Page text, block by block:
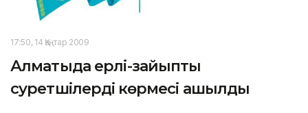
17:50, 14 Қаңтар 2009
Алматыда ерлі-зайыпты
суретшілердің көрмесі ашылды